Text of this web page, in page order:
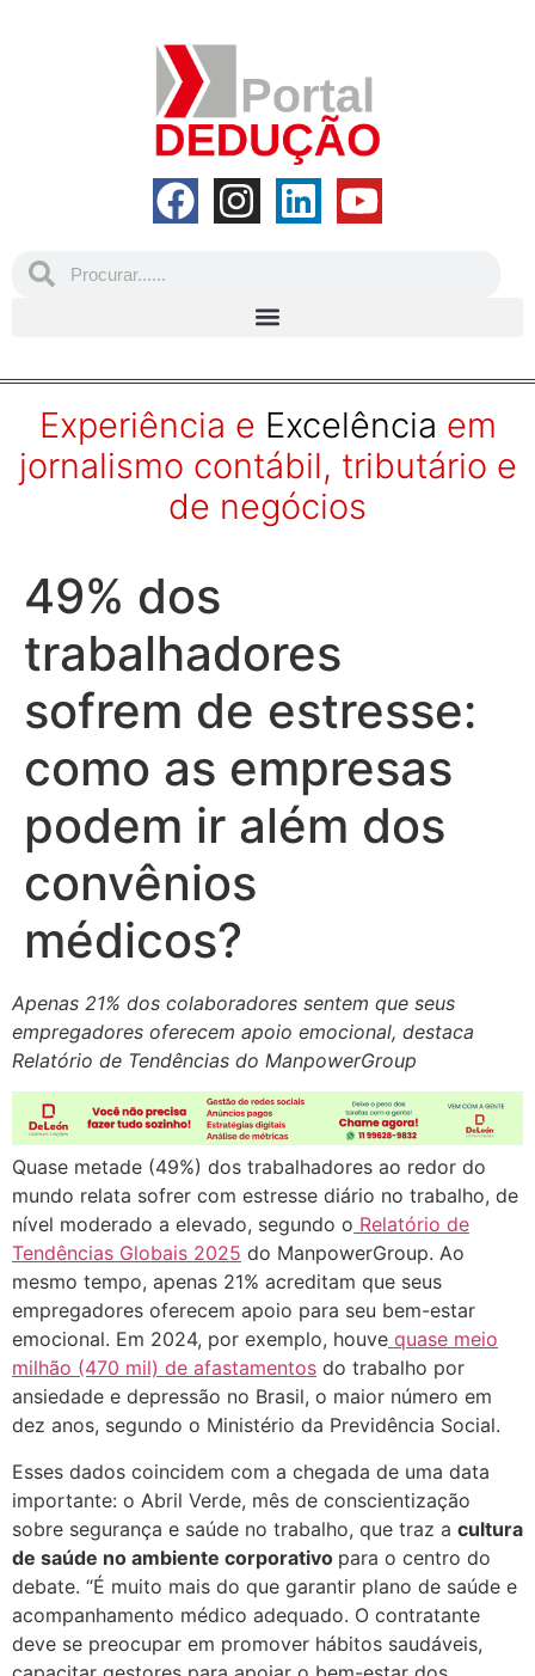
Experiência e Excelência em
jornalismo contábil, tributário e
de negócios
49% dos
trabalhadores
sofrem de estresse:
como as empresas
podem ir além dos
convênios
médicos?
Apenas 21% dos colaboradores sentem que seus
empregadores oferecem apoio emocional, destaca
Relatório de Tendências do ManpowerGroup
Quase metade (49%) dos trabalhadores ao redor do
mundo relata sofrer com estresse diário no trabalho, de
nível moderado a elevado, segundo o Relatório de
Tendências Globais 2025 do ManpowerGroup. Ao
mesmo tempo, apenas 21% acreditam que seus
empregadores oferecem apoio para seu bem-estar
emocional. Em 2024, por exemplo, houve quase meio
milhão (470 mil) de afastamentos do trabalho por
ansiedade e depressão no Brasil, o maior número em
dez anos, segundo o Ministério da Previdência Social.
Esses dados coincidem com a chegada de uma data
importante: o Abril Verde, mês de conscientização
sobre segurança e saúde no trabalho, que traz a cultura
de saúde no ambiente corporativo para o centro do
debate. “É muito mais do que garantir plano de saúde e
acompanhamento médico adequado. O contratante
deve se preocupar em promover hábitos saudáveis,